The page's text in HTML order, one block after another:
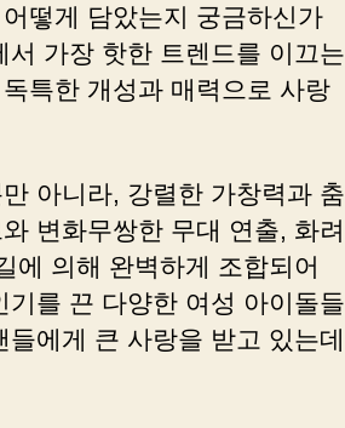
떻게 담았는지 궁금하신가
가장 핫한 트렌드를 이끄는
특한 개성과 매력으로 사랑
아니라, 강렬한 가창력과 춤
변화무쌍한 무대 연출, 화려
에 의해 완벽하게 조합되어
를 끈 다양한 여성 아이돌들
에게 큰 사랑을 받고 있는데